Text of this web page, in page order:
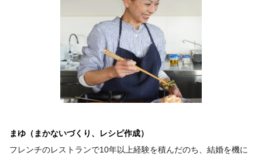
まゆ（まかないづくり、レシピ作成）
フレンチのレストランで10年以上経験を積んだのち、結婚を機に